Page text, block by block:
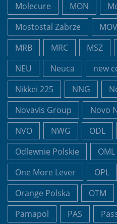
Molecure
MON
Mostostal Zabrze
MOV
MRB
MRC MSZ
NEU
Neuca new
Nikkei 225
NNG
Novavis Group
Novo
NVO
NWG ODL
Odlewnie Polskie
OML
One More Lever
OPL
Orange Polska
OTM
Pamapol
PAS